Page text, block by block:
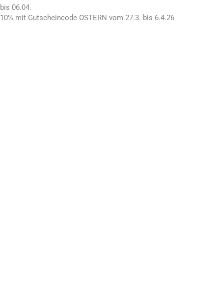
10% mit Gutscheincode OSTERN vom 27.3. bis 6.4.26